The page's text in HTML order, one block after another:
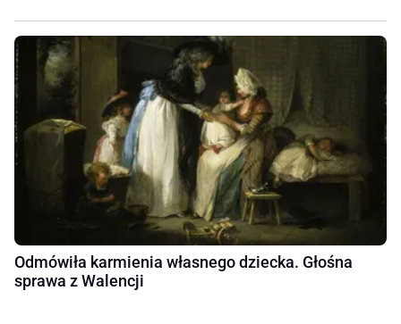
Odmówiła karmienia własnego dziecka. Głośna
sprawa z Walencji